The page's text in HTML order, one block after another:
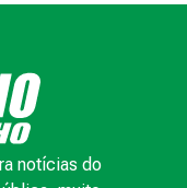
notícias do